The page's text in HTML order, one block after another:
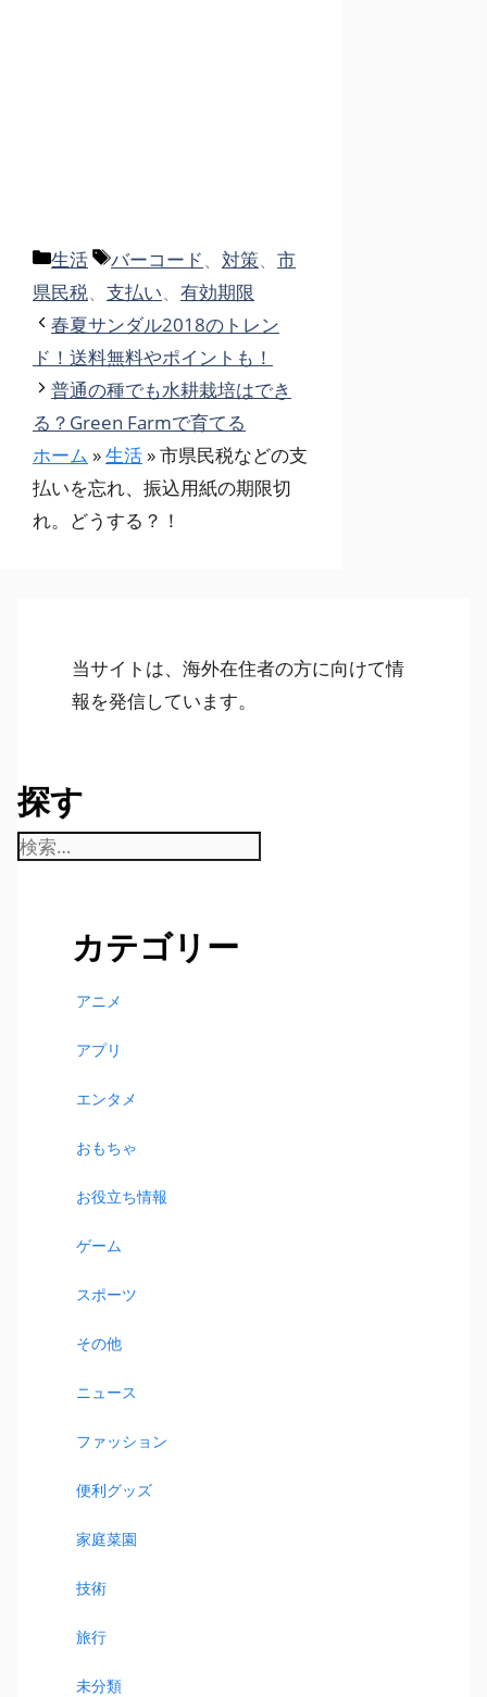
カ
テ
ゴ
リ
ー
生活
タ
グ
バーコード、 対策、 市
県民税、 支払い、 有効期限
春夏サンダル2018のトレン
ド！送料無料やポイントも！
普通の種でも水耕栽培はでき
る？Green Farmで育てる
ホーム »生活 »市県民税などの支
払いを忘れ、振込用紙の期限切
れ。どうする？！
当サイトは、海外在住者の方に向けて情
報を発信しています。
探す
検
カテゴリー
アニメ
アプリ
エンタメ
おもちゃ
お役立ち情報
ゲーム
スポーツ
その他
ニュース
ファッション
便利グッズ
家庭菜園
技術
旅行
未分類